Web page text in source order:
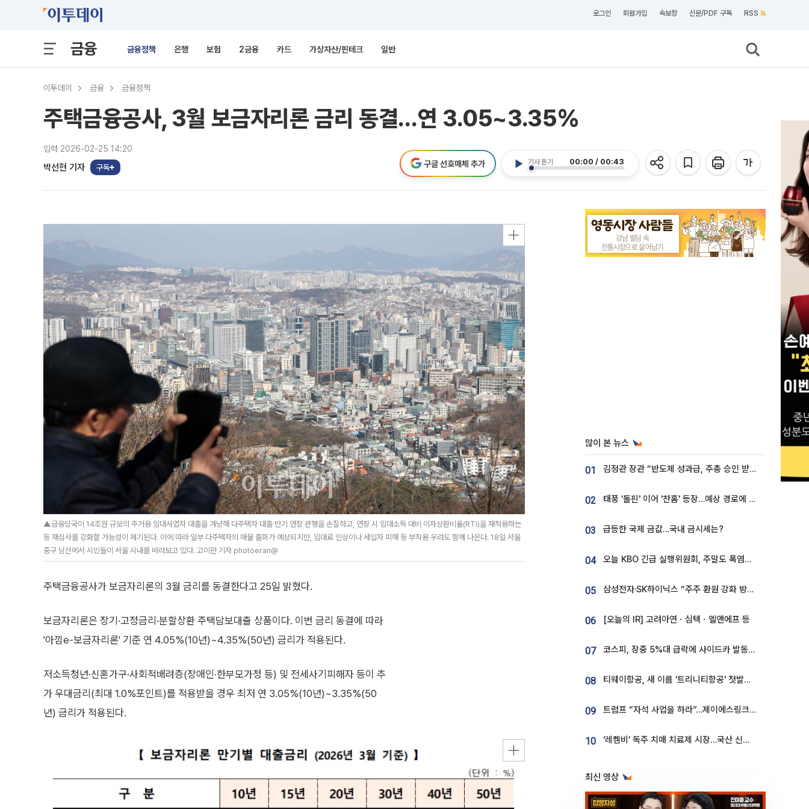
로그인 회원가입 속보창 신문/PDF 구독 RSS
금융 금융정책 은행 보험 2금융 카드 가상자산/핀테크 일반
이투데이 금융 금융정책
주택금융공사, 3월 보금자리론 금리 동결…연 3.05~3.35%
입력 2026-02-25 14:20
박선현 기자 구독
기사 듣기 00:00 / 00:43
구글 선호매체 추가
▲금융당국이 14조원 규모의 주거용 임대사업자 대출을 겨냥해 다주택자 대출 만기 연장 관행을 손질하고, 연장 시 임대소득 대비 이자상환비율(RTI)을 재적용하는
등 재심사를 강화할 가능성이 제기된다. 이에 따라 일부 다주택자의 매물 출회가 예상되지만, 임대료 인상이나 세입자 피해 등 부작용 우려도 함께 나온다. 18일 서울
중구 남산에서 시민들이 서울 시내를 바라보고 있다. 고이란 기자 photoeran@
주택금융공사가 보금자리론의 3월 금리를 동결한다고 25일 밝혔다.
보금자리론은 장기·고정금리·분할상환 주택담보대출 상품이다. 이번 금리 동결에 따라
'아낌e-보금자리론' 기준 연 4.05%(10년)~4.35%(50년) 금리가 적용된다.
저소득청년·신혼가구·사회적배려층(장애인·한부모가정 등) 및 전세사기피해자 등이 추
가 우대금리(최대 1.0%포인트)를 적용받을 경우 최저 연 3.05%(10년)~3.35%(50
년) 금리가 적용된다.
많이 본 뉴스
01 김정관 장관 “반도체 성과급, 주총 승인 받도록”…상법·자본시장법 개정 시사
02 태풍 '돌핀' 이어 '찬홈' 등장…예상 경로에 한국 '한숨'
03 급등한 국제 금값…국내 금시세는?
04 오늘 KBO 긴급 실행위원회, 주말도 폭염취소 될까
05 삼성전자·SK하이닉스 “주주 환원 강화 방안 마련”
06 [오늘의 IR] 고려아연ㆍ심텍ㆍ엘앤에프 등
07 코스피, 장중 5%대 급락에 사이드카 발동…삼성·SK 동반 폭락
08 티웨이항공, 새 이름 '트리니티항공' 첫발…SSC 전략 본격화
09 트럼프 “자석 사업을 하라”…제이에스링크, 비중국 영구자석 공급망 구축 속도
10 ‘레켐비’ 독주 치매 치료제 시장…국산 신약 등장하나
최신 영상